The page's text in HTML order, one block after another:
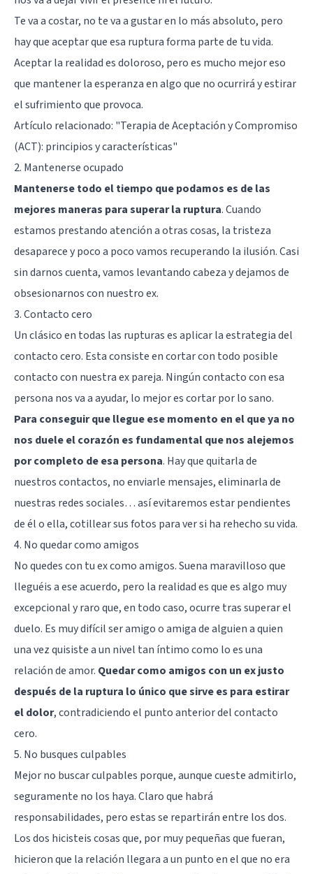
Te va a costar, no te va a gustar en lo más absoluto, pero
hay que aceptar que esa ruptura forma parte de tu vida.
Aceptar la realidad es doloroso, pero es mucho mejor eso
que mantener la esperanza en algo que no ocurrirá y estirar
el sufrimiento que provoca.
Artículo relacionado: "Terapia de Aceptación y Compromiso
(ACT): principios y características"
2. Mantenerse ocupado
Mantenerse todo el tiempo que podamos es de las
mejores maneras para superar la ruptura. Cuando
estamos prestando atención a otras cosas, la tristeza
desaparece y poco a poco vamos recuperando la ilusión. Casi
sin darnos cuenta, vamos levantando cabeza y dejamos de
obsesionarnos con nuestro ex.
3. Contacto cero
Un clásico en todas las rupturas es aplicar la estrategia del
contacto cero. Esta consiste en cortar con todo posible
contacto con nuestra ex pareja. Ningún contacto con esa
persona nos va a ayudar, lo mejor es cortar por lo sano.
Para conseguir que llegue ese momento en el que ya no
nos duele el corazón es fundamental que nos alejemos
por completo de esa persona. Hay que quitarla de
nuestros contactos, no enviarle mensajes, eliminarla de
nuestras redes sociales… así evitaremos estar pendientes
de él o ella, cotillear sus fotos para ver si ha rehecho su vida.
4. No quedar como amigos
No quedes con tu ex como amigos. Suena maravilloso que
lleguéis a ese acuerdo, pero la realidad es que es algo muy
excepcional y raro que, en todo caso, ocurre tras superar el
duelo. Es muy difícil ser amigo o amiga de alguien a quien
una vez quisiste a un nivel tan íntimo como lo es una
relación de amor. Quedar como amigos con un ex justo
después de la ruptura lo único que sirve es para estirar
el dolor, contradiciendo el punto anterior del contacto
cero.
5. No busques culpables
Mejor no buscar culpables porque, aunque cueste admitirlo,
seguramente no los haya. Claro que habrá
responsabilidades, pero estas se repartirán entre los dos.
Los dos hicisteis cosas que, por muy pequeñas que fueran,
hicieron que la relación llegara a un punto en el que no era